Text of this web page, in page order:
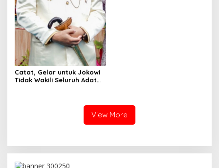
Catat, Gelar untuk Jokowi
Tidak Wakili Seluruh Adat
View More